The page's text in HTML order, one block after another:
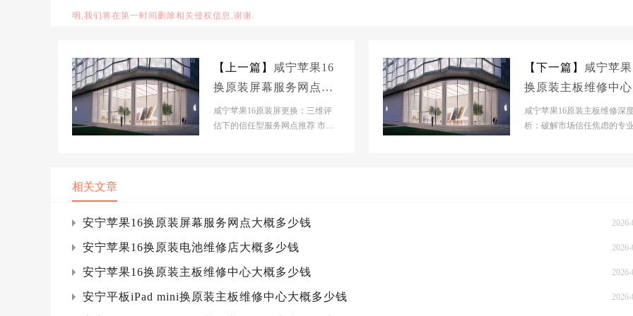
明,我们将在第一时间删除相关侵权信息,谢谢.
【上一篇】
咸宁苹果16
换原装屏幕服务网点大
概多少钱
咸宁苹果16原装屏更换：三维评
估下的信任型服务网点推荐 市场
【下一篇】
咸宁苹
换原装主板维修中
概多少钱
咸宁苹果16原装主板维修深
析：破解市场信任焦虑的专
相关文章
安宁苹果16换原装屏幕服务网点大概多少钱 2026-
安宁苹果16换原装电池维修店大概多少钱 2026-
安宁苹果16换原装主板维修中心大概多少钱 2026-
安宁平板iPad mini换原装主板维修中心大概多少钱 2026-